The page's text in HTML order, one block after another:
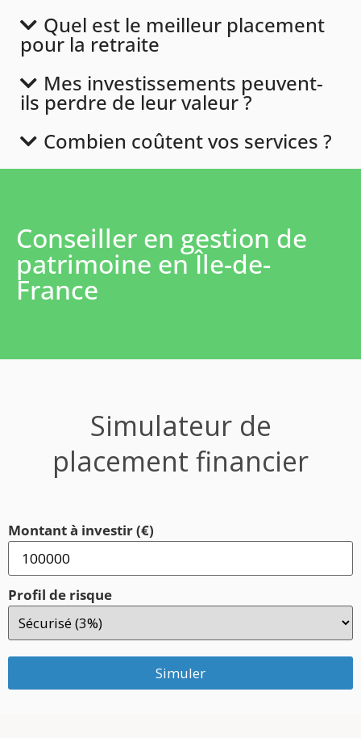
Quel est le meilleur placement
pour la retraite
Mes investissements peuvent-
ils perdre de leur valeur ?
Combien coûtent vos services ?
Conseiller en gestion de
patrimoine en Île-de-
France
Simulateur de
placement financier
Montant à investir (€)
Profil de risque
Simuler